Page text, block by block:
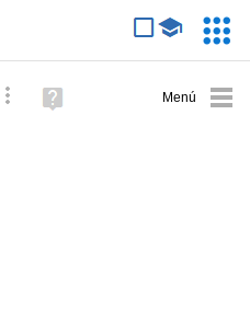
Búsqueda avanzada
Ayuda
(en